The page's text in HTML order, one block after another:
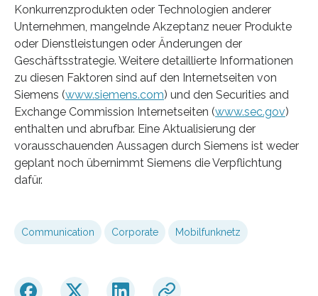
Konkurrenzprodukten oder Technologien anderer
Unternehmen, mangelnde Akzeptanz neuer Produkte
oder Dienstleistungen oder Änderungen der
Geschäftsstrategie. Weitere detaillierte Informationen
zu diesen Faktoren sind auf den Internetseiten von
Siemens (www.siemens.com) und den Securities and
Exchange Commission Internetseiten (www.sec.gov)
enthalten und abrufbar. Eine Aktualisierung der
vorausschauenden Aussagen durch Siemens ist weder
geplant noch übernimmt Siemens die Verpflichtung
dafür.
Communication Corporate Mobilfunknetz